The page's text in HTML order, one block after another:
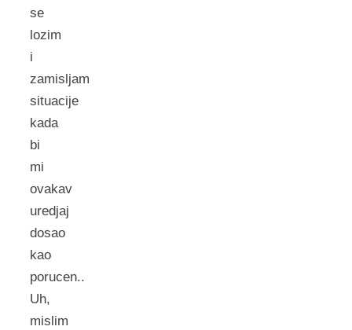
se
lozim
i
zamisljam
situacije
kada
bi
mi
ovakav
uredjaj
dosao
kao
porucen..
Uh,
mislim